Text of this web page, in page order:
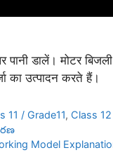
डालें। मोटर
का उत्पादन करते हैं।
11 / Grade11, Class
Model